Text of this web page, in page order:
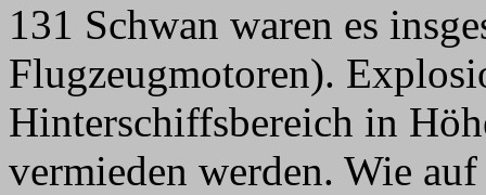
131 Schwan waren es
Flugzeugmotoren).
Hinterschiffsbereich in
vermieden werden. Wie